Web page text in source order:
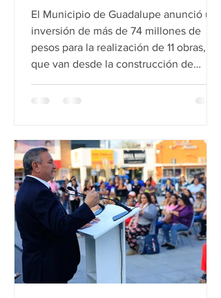
El Municipio de Guadalupe anunció una
inversión de más de 74 millones de
pesos para la realización de 11 obras,
que van desde la construcción de
rehabilitación integral de pavimentos
se informó que los recursos destinados
serán a través de una partida especial.
Al respecto, el Alcalde de Guadalupe
Héctor García enumeró los trabajos que
se llevarán a cabo en e